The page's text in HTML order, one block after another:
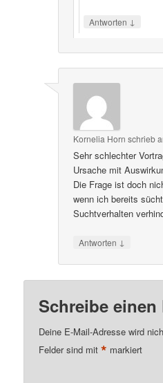
Antworten ↓
Kornelia Horn schrieb
Sehr schlechter
Ursache mit
Die Frage ist doch
wenn ich bereits
Suchtverhalten
Antworten ↓
Schreibe einen
Deine E-Mail-Adresse wird
Felder sind mit* markiert